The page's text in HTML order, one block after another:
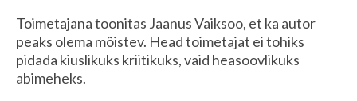
Toimetajana toonitas Jaanus Vaiksoo, et ka autor
peaks olema mõistev. Head toimetajat ei tohiks
pidada kiuslikuks kriitikuks, vaid heasoovlikuks
abimeheks.